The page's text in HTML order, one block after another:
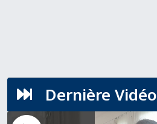
 Dernière Vidéo